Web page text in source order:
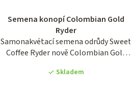
Semena konopí Colombian Gold
Ryder
Samonakvétací semena odrůdy Sweet
Coffee Ryder nově Colombian Gold
hodnocení
produktu
je
4,0
z
Skladem